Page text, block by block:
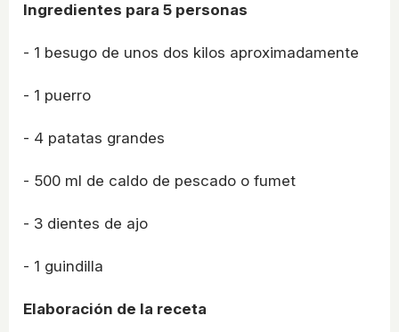
Ingredientes para 5 personas
- 1 besugo de unos dos kilos aproximadamente
- 1 puerro
- 4 patatas grandes
- 500 ml de caldo de pescado o fumet
- 3 dientes de ajo
- 1 guindilla
Elaboración de la receta